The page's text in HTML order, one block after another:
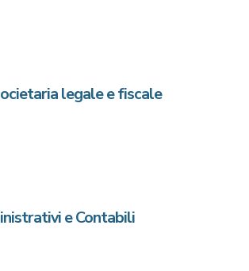
legale e fiscale
e Contabili